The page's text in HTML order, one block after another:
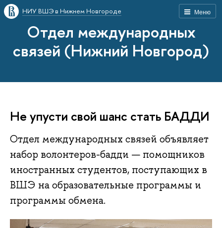
Меню
НИУ ВШЭ в Нижнем Новгороде
Отдел международных
связей (Нижний Новгород)
Не упусти свой шанс стать БАДДИ
Отдел международных связей объявляет
набор волонтеров-бадди — помощников
иностранных студентов, поступающих в
ВШЭ на образовательные программы и
программы обмена.